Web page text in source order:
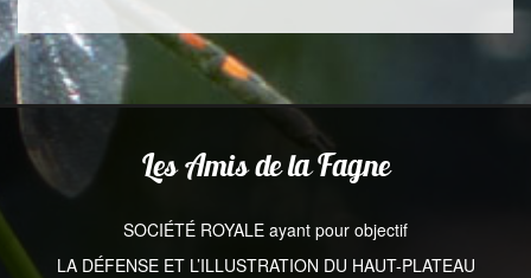
Les Amis de la Fagne
SOCIÉTÉ ROYALE ayant pour objectif
LA DÉFENSE ET L’ILLUSTRATION DU HAUT-PLATEAU